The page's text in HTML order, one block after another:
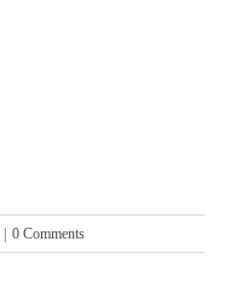
0 Comments